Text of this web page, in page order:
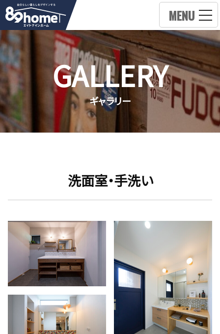
MENU
GALLERY
ギャラリー
洗面室・手洗い